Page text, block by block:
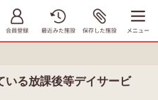
いる放課後等デイサービ